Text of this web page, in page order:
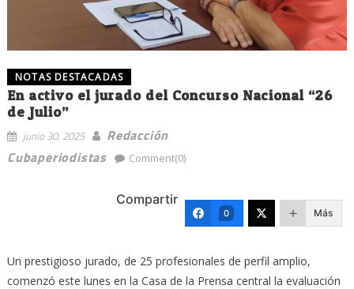
NOTAS DESTACADAS
En activo el jurado del Concurso Nacional “26
de Julio”
junio 30, 2025
Redacción
Cubaperiodistas
Comment(0)
Compartir
0 Más
Un prestigioso jurado, de 25 profesionales de perfil amplio,
comenzó este lunes en la Casa de la Prensa central la evaluación